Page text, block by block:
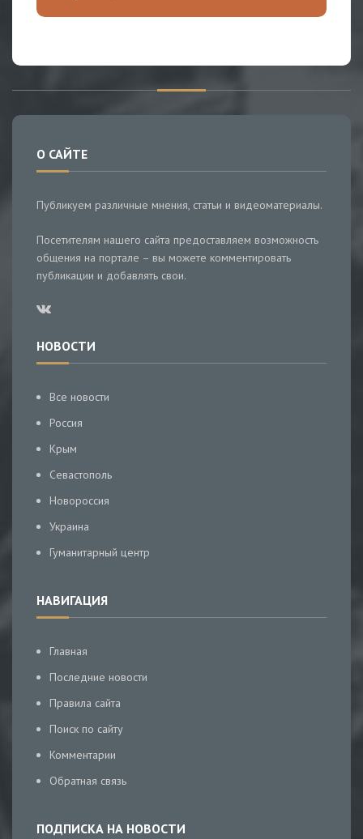
О САЙТЕ
Публикуем различные мнения, статьи и видеоматериалы.
Посетителям нашего сайта предоставляем возможность
общения на портале – вы можете комментировать
публикации и добавлять свои.
НОВОСТИ
Все новости
Россия
Крым
Севастополь
Новороссия
Украина
Гуманитарный центр
НАВИГАЦИЯ
Главная
Последние новости
Правила сайта
Поиск по сайту
Комментарии
Обратная связь
ПОДПИСКА НА НОВОСТИ